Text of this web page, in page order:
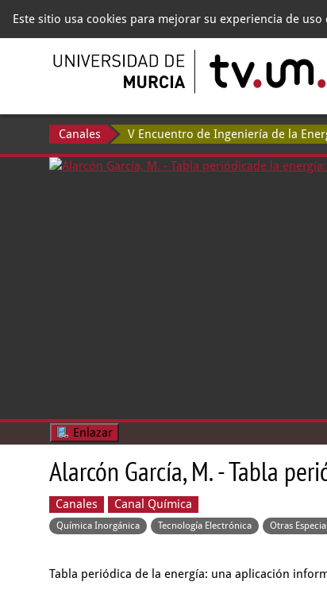
Este sitio usa cookies para mejorar su experiencia de
Canales V Encuentro de Ingeniería de la
Enlazar
Alarcón García, M. - Tabla
Canales Canal Química
Química Inorgánica Tecnología Electrónica Otras
Tabla periódica de la energía: una aplicación